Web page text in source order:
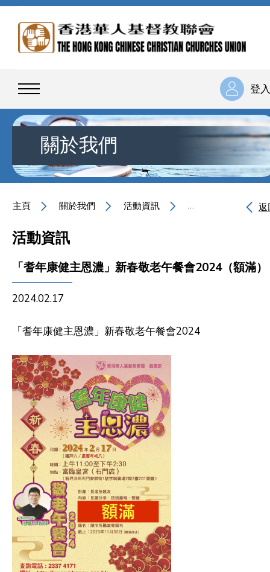
登入
關於我們
主頁 關於我們 活動資訊 「耆年康健主恩濃返
活動資訊
「耆年康健主恩濃」新春敬老午餐會2024（額滿）
2024.02.17
「耆年康健主恩濃」新春敬老午餐會2024